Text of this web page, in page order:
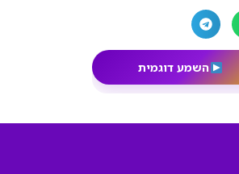
השמע דוגמית